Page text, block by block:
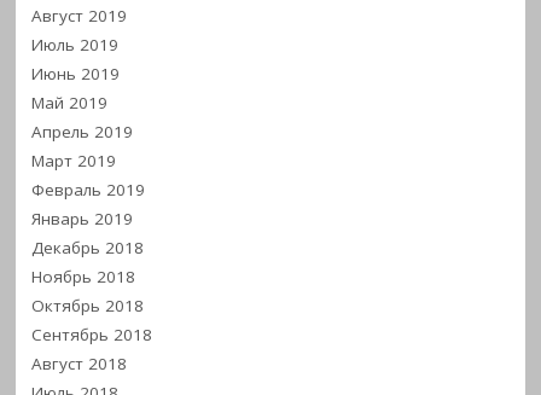
Август 2019
Июль 2019
Июнь 2019
Май 2019
Апрель 2019
Март 2019
Февраль 2019
Январь 2019
Декабрь 2018
Ноябрь 2018
Октябрь 2018
Сентябрь 2018
Август 2018